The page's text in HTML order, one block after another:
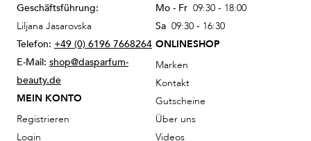
Geschäftsführung:
Liljana Jasarovska
Telefon: +49 (0) 6196 7668264
E-Mail: shop@dasparfum-
beauty.de
MEIN KONTO
Registrieren
Login
Mo - Fr 09:30 - 18:00
Sa 09:30 - 16:30
ONLINESHOP
Marken
Kontakt
Gutscheine
Über uns
Videos